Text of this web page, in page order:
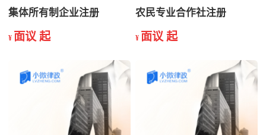
集体所有制企业注册
¥ 面议 起
农民专业合作社注册
¥ 面议 起